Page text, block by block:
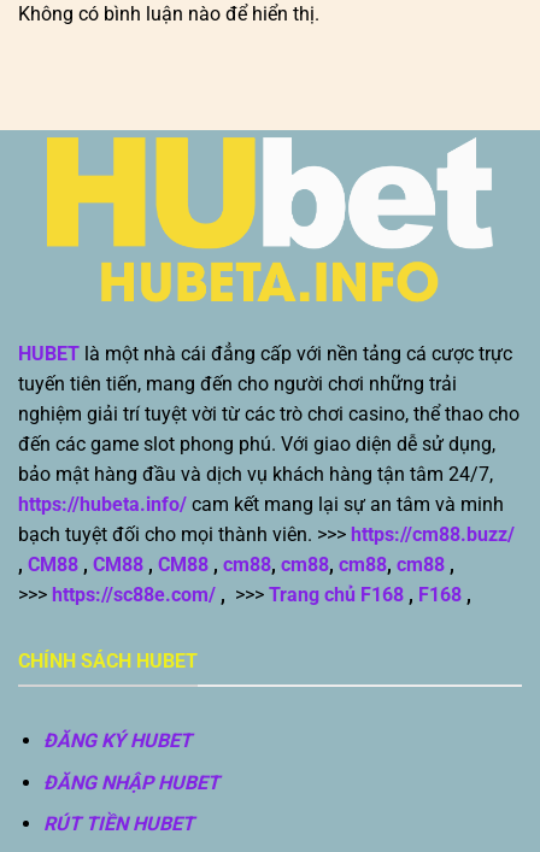
Không có bình luận nào để hiển thị.
HUBET là một nhà cái đẳng cấp với nền tảng cá cược trực
tuyến tiên tiến, mang đến cho người chơi những trải
nghiệm giải trí tuyệt vời từ các trò chơi casino, thể thao cho
đến các game slot phong phú. Với giao diện dễ sử dụng,
bảo mật hàng đầu và dịch vụ khách hàng tận tâm 24/7,
https://hubeta.info/ cam kết mang lại sự an tâm và minh
bạch tuyệt đối cho mọi thành viên. >>> https://cm88.buzz/
, CM88 , CM88 , CM88 , cm88, cm88, cm88, cm88 ,
>>> https://sc88e.com/ , >>> Trang chủ F168 , F168 ,
CHÍNH SÁCH HUBET
ĐĂNG KÝ HUBET
ĐĂNG NHẬP HUBET
RÚT TIỀN HUBET